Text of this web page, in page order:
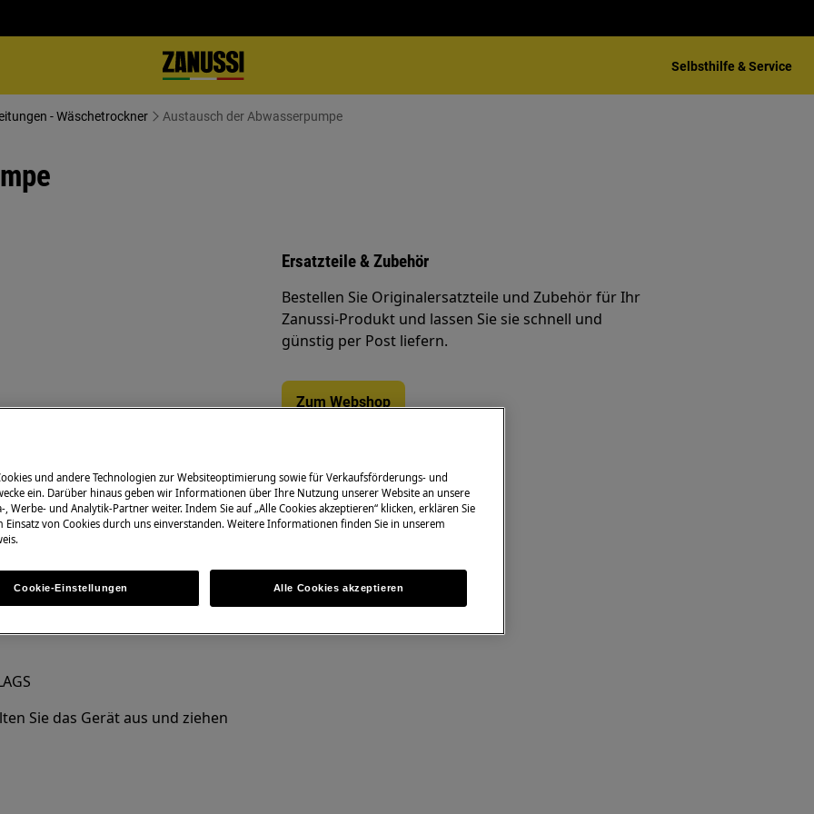
Selbsthilfe & Service
- Wäschetrockner Austausch der Abwasserpumpe
im Benutzerhandbuch
durchführen.
Sie das Gerät aus und ziehen
Ersatzteile & Zubehör
Bestellen Sie Originalersatzteile und Zubehör für Ihr
Zanussi-Produkt und lassen Sie sie schnell und
günstig per Post liefern.
Zum Webshop
und andere Technologien zur Websiteoptimierung sowie für Verkaufsförderungs- und
ein. Darüber hinaus geben wir Informationen über Ihre Nutzung unserer Website an unsere
, Werbe- und Analytik-Partner weiter. Indem Sie auf „Alle Cookies akzeptieren“ klicken, erklären Sie
Einsatz von Cookies durch uns einverstanden. Weitere Informationen finden Sie in unserem
Cookie-Einstellungen Alle Cookies akzeptieren